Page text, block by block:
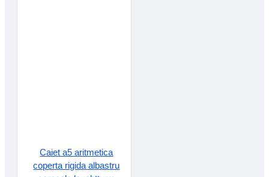
Caiet a5 aritmetica
coperta rigida albastru